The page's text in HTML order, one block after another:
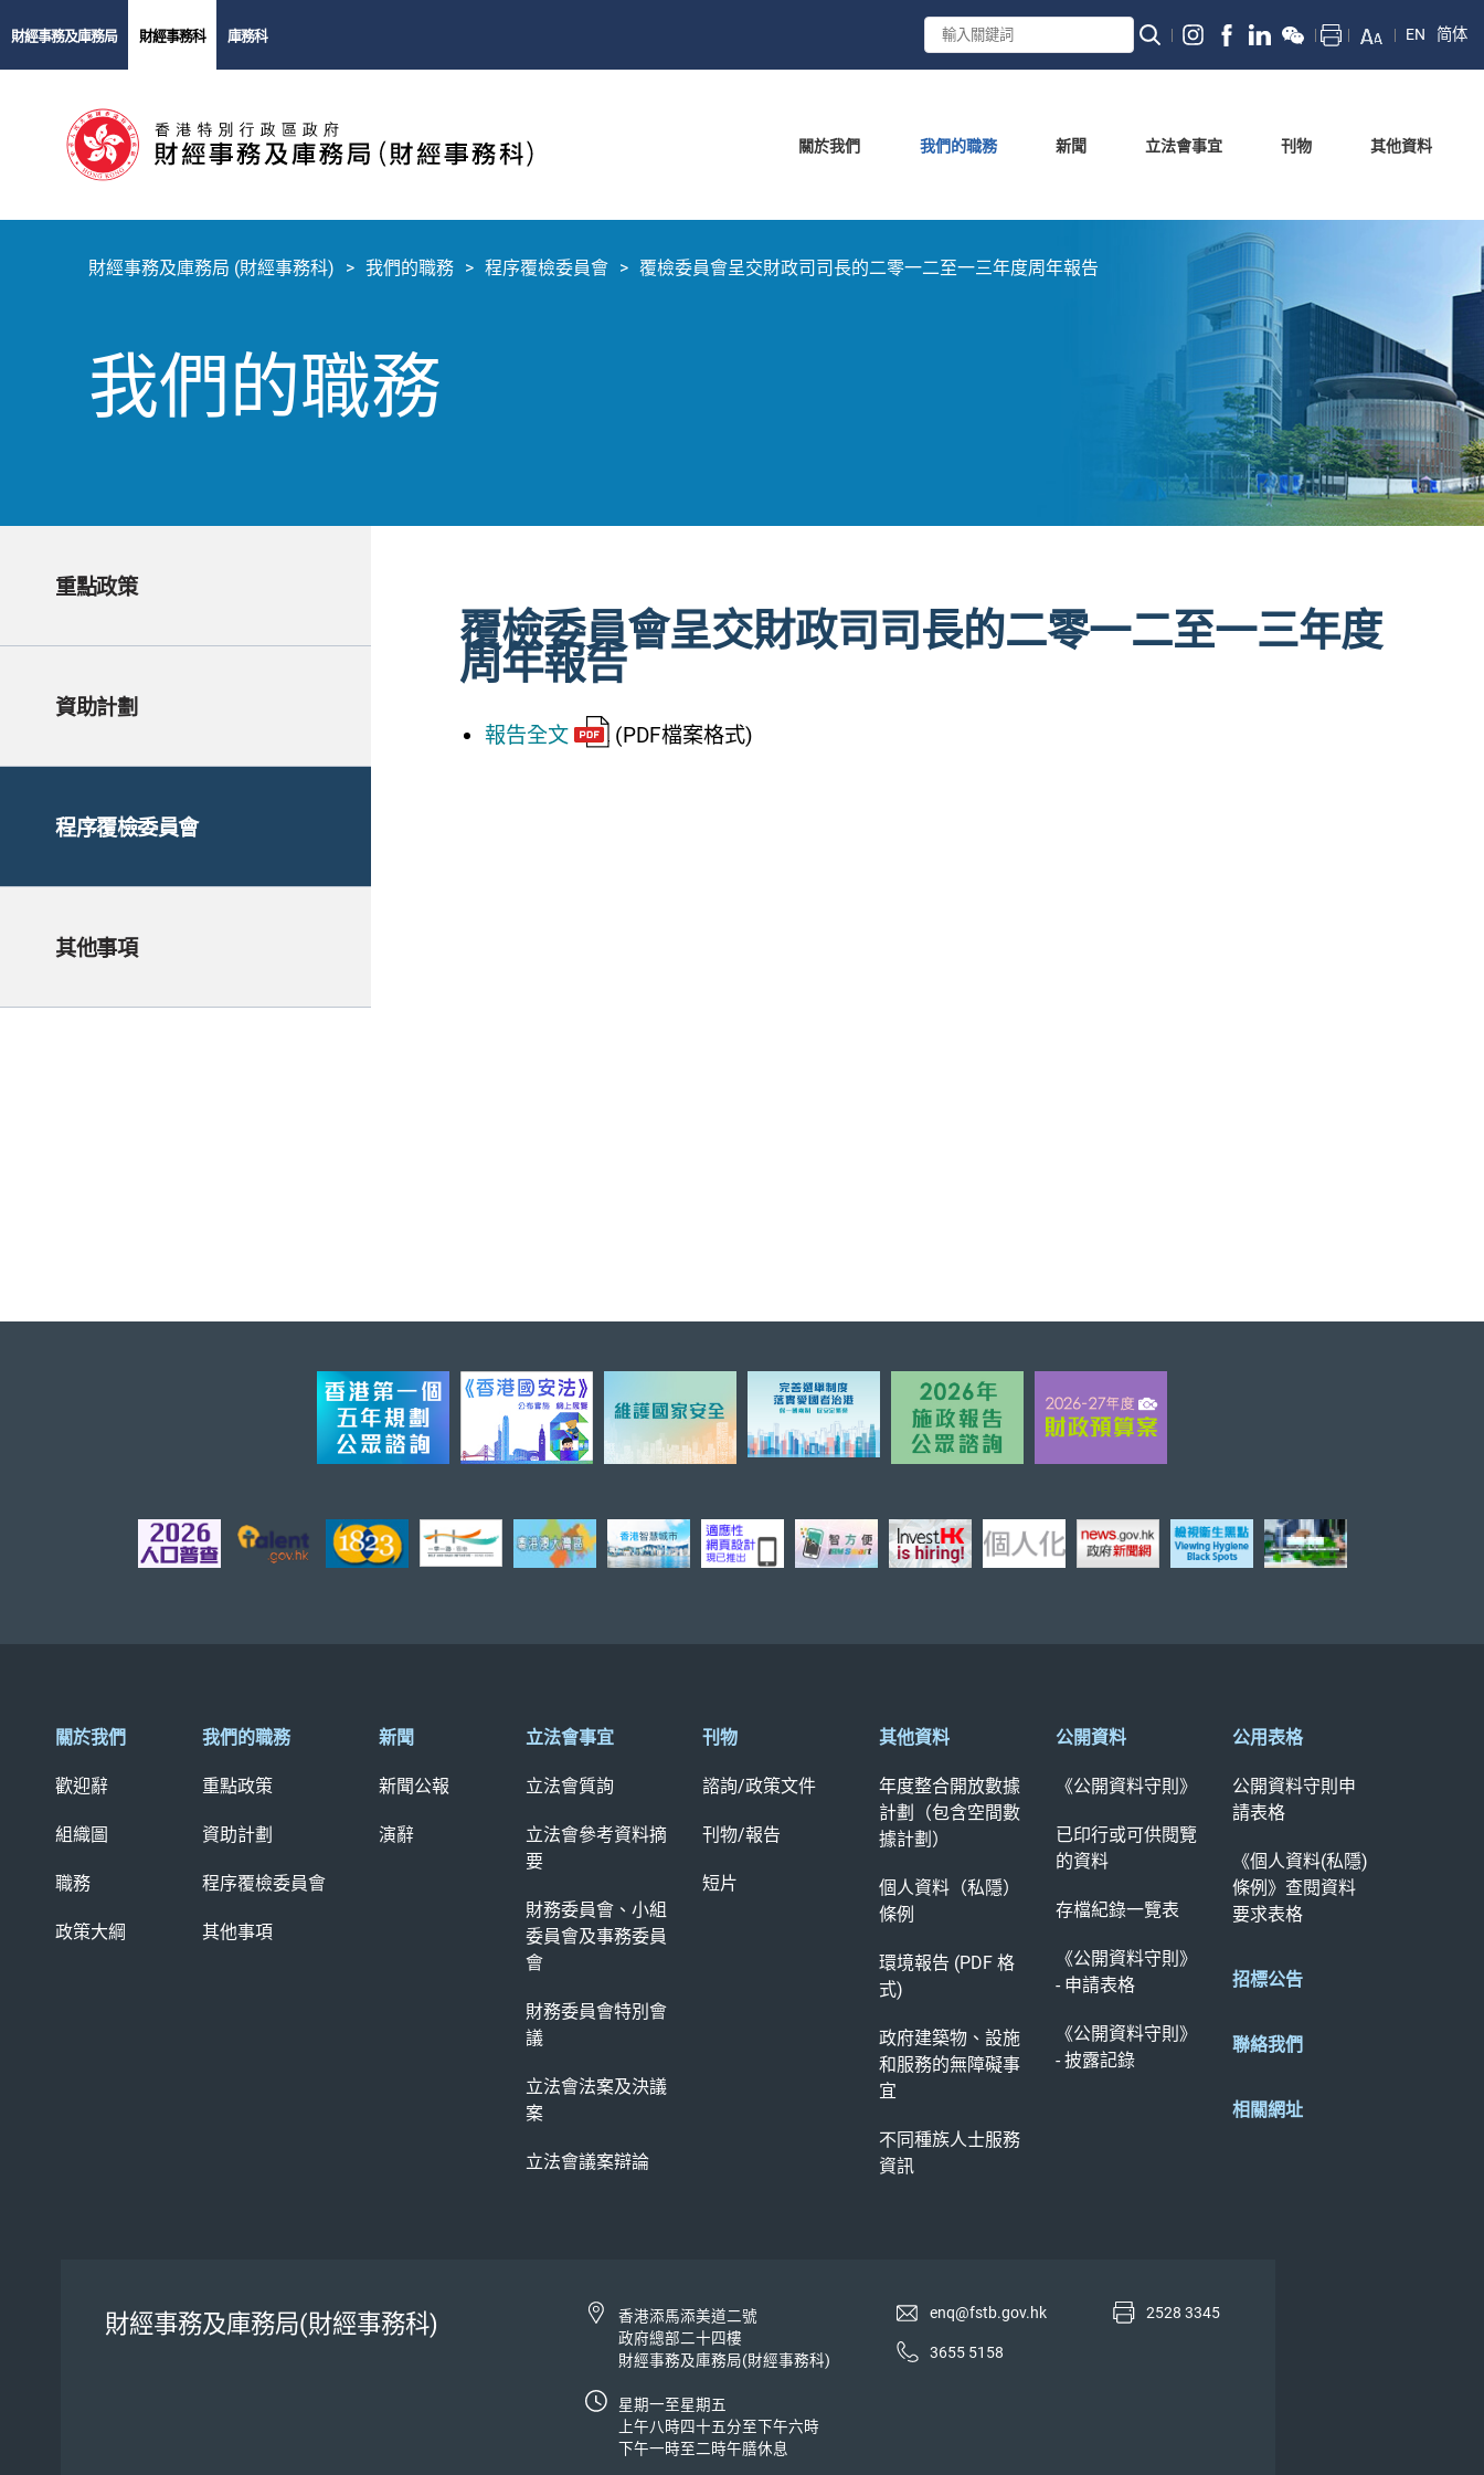
財經事務及庫務局 財經事務科 庫務科 EN 简体
關於我們 我們的職務 新聞 立法會事宜 刊物 其他資料
財經事務及庫務局 (財經事務科) 我們的職務 程序覆檢委員會 覆檢委員會呈交財政司司長的二零一二至一三年度周年報告
我們的職務
重點政策
資助計劃
程序覆檢委員會
其他事項
覆檢委員會呈交財政司司長的二零一二至一三年度
周年報告
報告全文 (PDF檔案格式)
關於我們
歡迎辭
組織圖
職務
政策大綱
我們的職務
重點政策
資助計劃
程序覆檢委員會
其他事項
新聞
新聞公報
演辭
立法會事宜
立法會質詢
立法會參考資料摘
要
財務委員會、小組
委員會及事務委員
會
財務委員會特別會
議
立法會法案及決議
案
立法會議案辯論
刊物
諮詢/政策文件
刊物/報告
短片
其他資料
年度整合開放數據
計劃（包含空間數
據計劃）
個人資料（私隱）
條例
環境報告 (PDF 格
式)
政府建築物、設施
和服務的無障礙事
宜
不同種族人士服務
資訊
公開資料
《公開資料守則》
已印行或可供閱覽
的資料
存檔紀錄一覽表
《公開資料守則》
- 申請表格
《公開資料守則》
- 披露記錄
公用表格
公開資料守則申
請表格
《個人資料(私隱)
條例》查閱資料
要求表格
招標公告
聯絡我們
相關網址
財經事務及庫務局(財經事務科)
香港添馬添美道二號
政府總部二十四樓
財經事務及庫務局(財經事務科)
星期一至星期五
上午八時四十五分至下午六時
下午一時至二時午膳休息
enq@fstb.gov.hk
3655 5158
2528 3345